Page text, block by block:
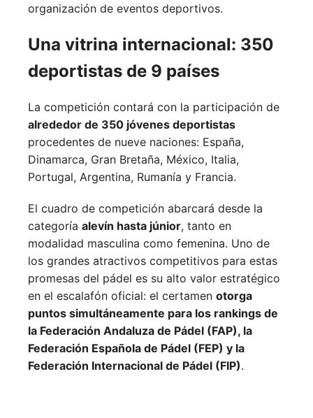
organización de eventos deportivos.
Una vitrina internacional: 350
deportistas de 9 países
La competición contará con la participación de
alrededor de 350 jóvenes deportistas
procedentes de nueve naciones: España,
Dinamarca, Gran Bretaña, México, Italia,
Portugal, Argentina, Rumanía y Francia.
El cuadro de competición abarcará desde la
categoría alevín hasta júnior, tanto en
modalidad masculina como femenina. Uno de
los grandes atractivos competitivos para estas
promesas del pádel es su alto valor estratégico
en el escalafón oficial: el certamen otorga
puntos simultáneamente para los rankings de
la Federación Andaluza de Pádel (FAP), la
Federación Española de Pádel (FEP) y la
Federación Internacional de Pádel (FIP).